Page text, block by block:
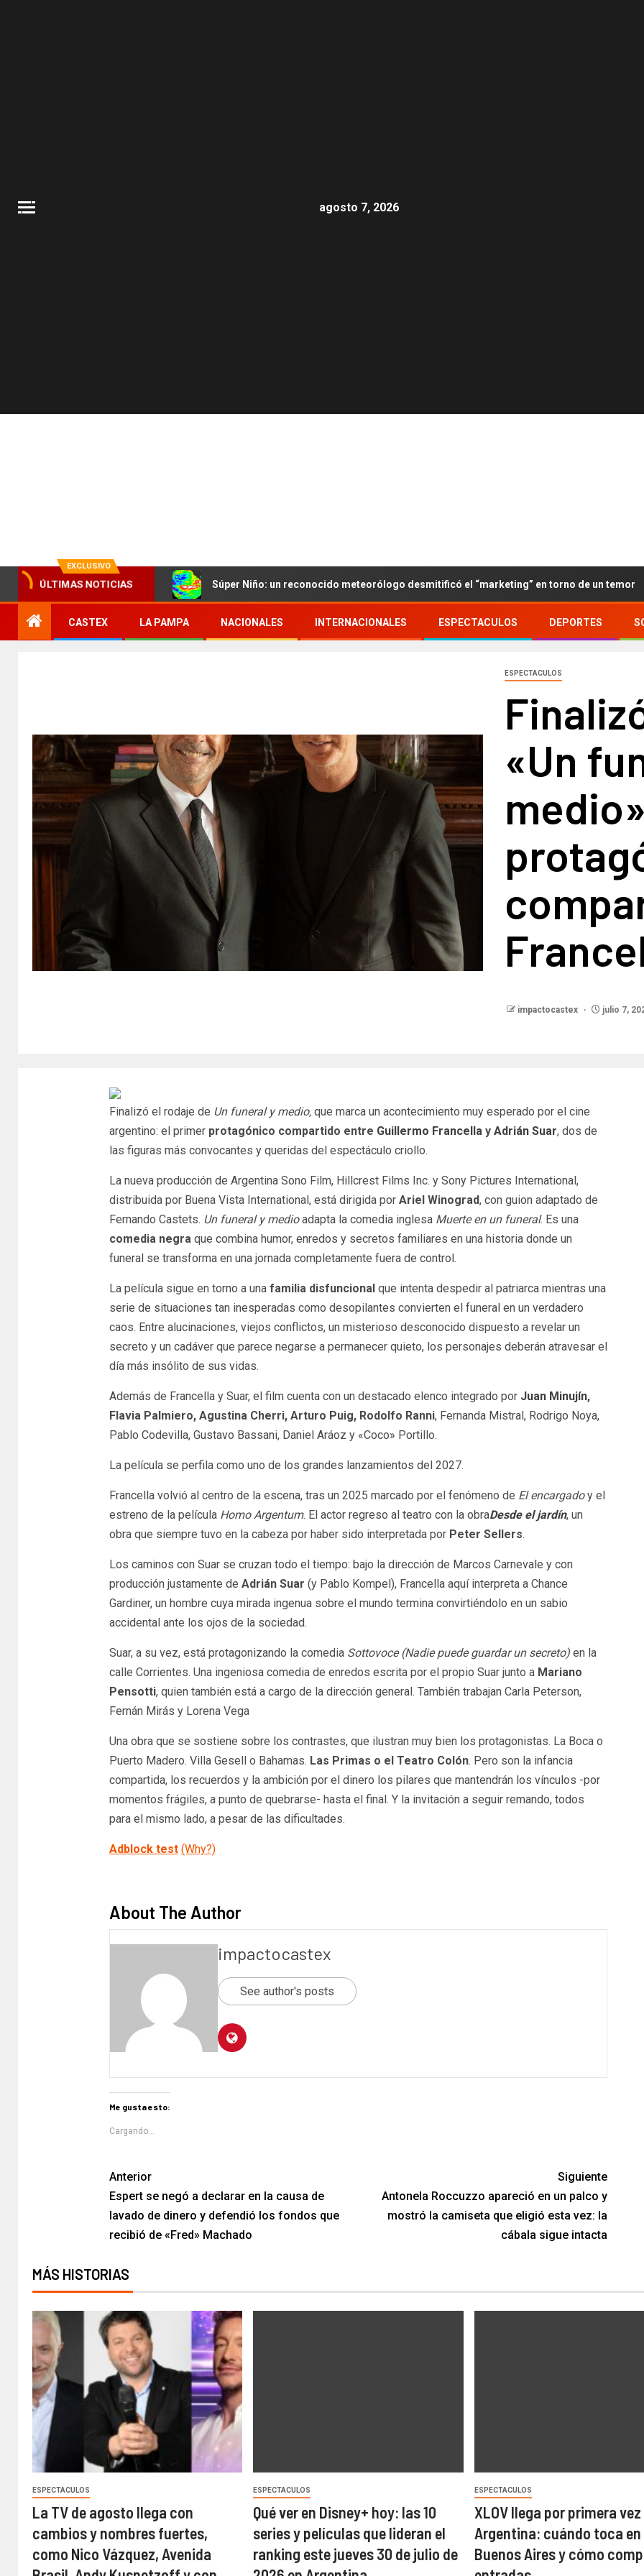
agosto 7, 2026
EXCLUSIVO
ÚLTIMAS NOTICIAS Súper Niño: un reconocido meteorólogo desmitificó el “marketing” en torno de un temor
CASTEX LA PAMPA NACIONALES INTERNACIONALES ESPECTACULOS DEPORTES
ESPECTACULOS
«Un
impactocastex julio 7,
Finalizó el rodaje de Un funeral y medio,que marca un acontecimiento muy esperado por el cine
argentino: el primer protagónico compartido entre Guillermo Francella yAdrián Suar, dos de
las figuras más convocantes y queridas del espectáculo criollo.
La nueva producción de Argentina Sono Film, Hillcrest Films Inc. y Sony Pictures International,
distribuida por Buena Vista International, está dirigida porAriel Winograd, con guion adaptado de
Fernando Castets. Un funeral y medioadapta la comedia inglesa Muerte en un funeral. Es una
comedia negraque combina humor, enredos y secretos familiares en una historia donde un
funeral se transforma en una jornada completamente fuera de control.
La película sigue en torno a una familia disfuncionalque intenta despedir al patriarca mientras una
serie de situaciones tan inesperadas como desopilantes convierten el funeral en un verdadero
caos. Entre alucinaciones, viejos conflictos, un misterioso desconocido dispuesto a revelar un
secreto y un cadáver que parece negarse a permanecer quieto, los personajes deberán atravesar el
día más insólito de sus vidas.
Además de Francella y Suar, el film cuenta con un destacado elenco integrado por Juan Minujín,
Flavia Palmiero, Agustina Cherri, Arturo Puig, Rodolfo Ranni, Fernanda Mistral, Rodrigo Noya,
Pablo Codevilla, Gustavo Bassani, Daniel Aráoz y «Coco» Portillo.
La película se perfila como uno de los grandes lanzamientos del 2027.
Francella volvió al centro de la escena, tras un 2025 marcado por el fenómeno de El encargadoy el
estreno de la película Homo Argentum. El actor regreso al teatro con la obraDesde el jardín, un
obra que siempre tuvo en la cabeza por haber sido interpretada porPeter Sellers.
Los caminos con Suar se cruzan todo el tiempo: bajo la dirección de Marcos Carnevale y con
producción justamente de Adrián Suar (y Pablo Kompel), Francella aquí interpreta a Chance
Gardiner, un hombre cuya mirada ingenua sobre el mundo termina convirtiéndolo en un sabio
accidental ante los ojos de la sociedad.
Suar, a su vez, está protagonizando la comediaSottovoce (Nadie puede guardar un secreto)en la
calle Corrientes. Una ingeniosa comedia de enredos escrita por el propio Suar junto a Mariano
Pensotti, quien también está a cargo de la dirección general. También trabajan Carla Peterson,
Fernán Mirás y Lorena Vega
Una obra que se sostiene sobre los contrastes, que ilustran muy bien los protagonistas. La Boca o
Puerto Madero. Villa Gesell o Bahamas. Las Primas o el Teatro Colón. Pero son la infancia
compartida, los recuerdos y la ambición por el dinero los pilares que mantendrán los vínculos -por
momentos frágiles, a punto de quebrarse- hasta el final. Y la invitación a seguir remando, todos
para el mismo lado, a pesar de las dificultades.
Adblock test (Why?)
About The Author
impactocastex
See author's posts
Me gusta esto:
Cargando...
Anterior
Espert se negó a declarar en la causa de
lavado de dinero y defendió los fondos que
recibió de «Fred» Machado
Siguiente
Antonela Roccuzzo apareció en un palco y
mostró la camiseta que eligió esta vez: la
cábala sigue intacta
MÁS HISTORIAS
ESPECTACULOS
La TV de agosto llega con
cambios y nombres fuertes,
como Nico Vázquez, Avenida
ESPECTACULOS
Qué ver en Disney+ hoy: las 10
series y películas que lideran el
ranking este jueves 30 de julio de
ESPECTACULOS
XLOV llega por primera
Argentina: cuándo toca en
Buenos Aires y cómo